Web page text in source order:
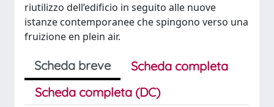
riutilizzo dell’edificio in seguito alle nuove
istanze contemporanee che spingono verso una
fruizione en plein air.
Scheda breve
Scheda completa
Scheda completa (DC)